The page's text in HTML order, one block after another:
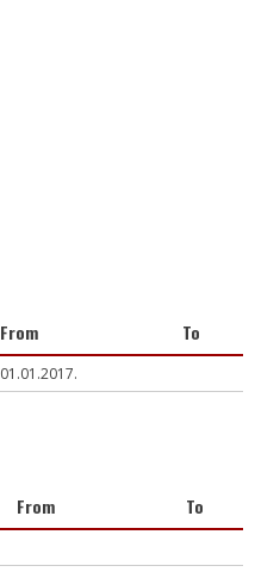
From To
01.01.2017.
From To